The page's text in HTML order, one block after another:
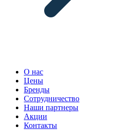
О нас
Цены
Бренды
Сотрудничество
Наши партнеры
Акции
Контакты